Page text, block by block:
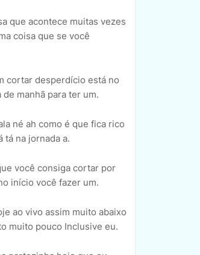
que acontece muitas vezes
coisa que se você
cortar desperdício está no
manhã para ter um.
né ah como é que fica rico
na jornada a.
você consiga cortar por
início você fazer um.
ao vivo assim muito abaixo
muito pouco Inclusive eu.